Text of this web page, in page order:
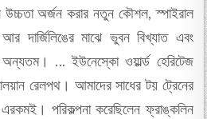
অর্জন করার নতুন কৌশল, স্পাইরাল
দার্জিলিঙের মাঝে ভুবন বিখ্যাত এবং
অন্যতম। … ইউনেস্কো ওয়ার্ল্ড হেরিটেজ
রেলপথ। আমাদের সাধের টয় ট্রেনের
এরকমই। পরিকল্পনা করেছিলেন ফ্রাঙ্কলিন